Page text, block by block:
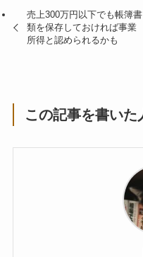
売上300万円以下でも帳簿書
類を保存しておければ事業
所得と認められるかも
この記事を書いた